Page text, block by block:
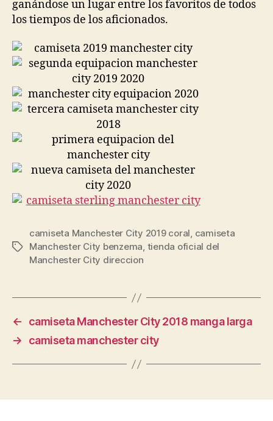
ganándose un lugar entre los favoritos de todos
los tiempos de los aficionados.
Etiquetas
camiseta Manchester City 2019 coral, camiseta
Manchester City benzema, tienda oficial del
Manchester City direccion
←
camiseta Manchester City 2018 manga larga
→
camiseta manchester city